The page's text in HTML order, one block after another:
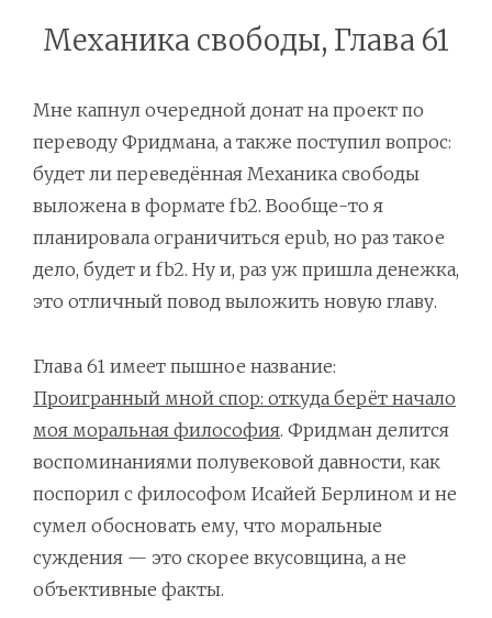
Механика свободы, Глава 61
Мне капнул очередной донат на проект по
переводу Фридмана, а также поступил вопрос:
будет ли переведённая Механика свободы
выложена в формате fb2. Вообще-то я
планировала ограничиться epub, но раз такое
дело, будет и fb2. Ну и, раз уж пришла денежка,
это отличный повод выложить новую главу.
Глава 61 имеет пышное название:
Проигранный мной спор: откуда берёт начало
моя моральная философия. Фридман делится
воспоминаниями полувековой давности, как
поспорил с философом Исайей Берлином и не
сумел обосновать ему, что моральные
суждения — это скорее вкусовщина, а не
объективные факты.